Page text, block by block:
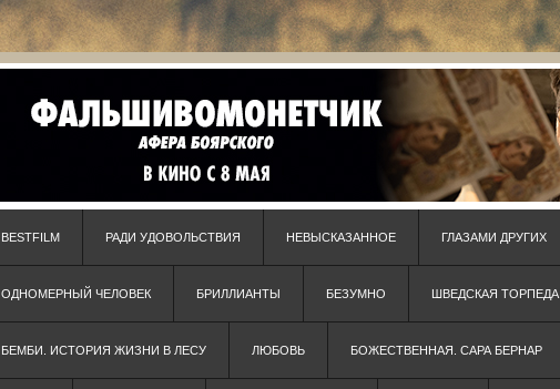
BESTFILM РАДИ УДОВОЛЬСТВИЯ НЕВЫСКАЗАННОЕ ГЛАЗАМИ ДРУГИХ
ОДНОМЕРНЫЙ ЧЕЛОВЕК БРИЛЛИАНТЫ БЕЗУМНО ШВЕДСКАЯ ТОРПЕДА
БЕМБИ. ИСТОРИЯ ЖИЗНИ В ЛЕСУ ЛЮБОВЬ БОЖЕСТВЕННАЯ. САРА БЕРНАР